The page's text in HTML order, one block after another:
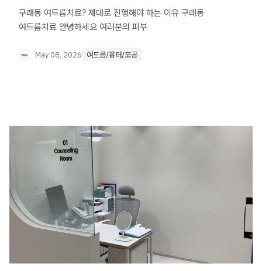
구래동 여드름치료? 제대로 진행해야 하는 이유 구래동
여드름치료 안녕하세요 여러분의 피부
May 08, 2026 여드름/흉터/모공